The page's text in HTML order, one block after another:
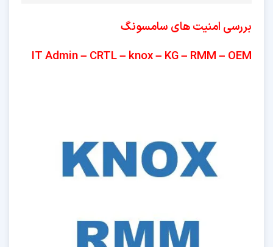
بررسی امنیت های سامسونگ
IT Admin – CRTL – knox – KG – RMM – OEM